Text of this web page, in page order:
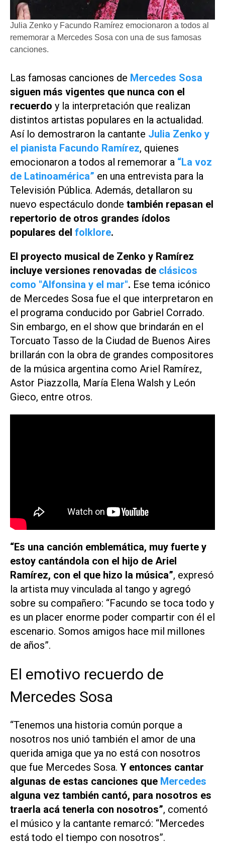
Julia Zenko y Facundo Ramírez emocionaron a todos al
rememorar a Mercedes Sosa con una de sus famosas
canciones.
Las famosas canciones de Mercedes Sosa
siguen más vigentes que nunca con el
recuerdo y la interpretación que realizan
distintos artistas populares en la actualidad.
Así lo demostraron la cantante Julia Zenko y
el pianista Facundo Ramírez, quienes
emocionaron a todos al rememorar a “La voz
de Latinoamérica” en una entrevista para la
Televisión Pública. Además, detallaron su
nuevo espectáculo donde también repasan el
repertorio de otros grandes ídolos
populares del folklore.
El proyecto musical de Zenko y Ramírez
incluye versiones renovadas de clásicos
como "Alfonsina y el mar". Ese tema icónico
de Mercedes Sosa fue el que interpretaron en
el programa conducido por Gabriel Corrado.
Sin embargo, en el show que brindarán en el
Torcuato Tasso de la Ciudad de Buenos Aires
brillarán con la obra de grandes compositores
de la música argentina como Ariel Ramírez,
Astor Piazzolla, María Elena Walsh y León
Gieco, entre otros.
“Es una canción emblemática, muy fuerte y
estoy cantándola con el hijo de Ariel
Ramírez, con el que hizo la música”, expresó
la artista muy vinculada al tango y agregó
sobre su compañero: “Facundo se toca todo y
es un placer enorme poder compartir con él el
escenario. Somos amigos hace mil millones
de años”.
El emotivo recuerdo de
Mercedes Sosa
“Tenemos una historia común porque a
nosotros nos unió también el amor de una
querida amiga que ya no está con nosotros
que fue Mercedes Sosa. Y entonces cantar
algunas de estas canciones que Mercedes
alguna vez también cantó, para nosotros es
traerla acá tenerla con nosotros”, comentó
el músico y la cantante remarcó: “Mercedes
está todo el tiempo con nosotros”.